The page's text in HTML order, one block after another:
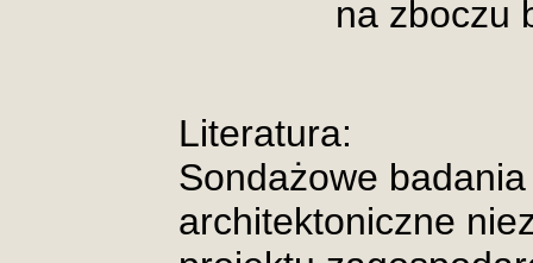
na zboczu
Literatura:
Sondażowe
architektoniczne